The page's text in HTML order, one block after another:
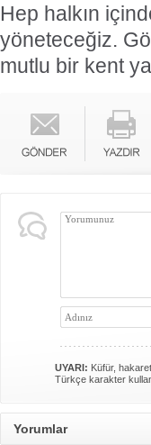
Hep halkın
yöneteceğiz.
mutlu bir kent
UYARI: Küfür,
Türkçe karakter
Yorumlar